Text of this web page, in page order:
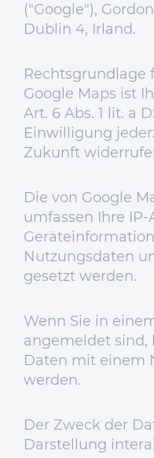
("Google"),
Dublin 4, Irland.
Rechtsgrundlage
Google Maps ist
Art. 6 Abs. 1 lit. a
Einwilligung
Zukunft
Die von Google
umfassen Ihre IP-
Nutzungsdaten
gesetzt werden.
Wenn Sie in
angemeldet sind,
Daten mit einem
werden.
Der Zweck der
Darstellung